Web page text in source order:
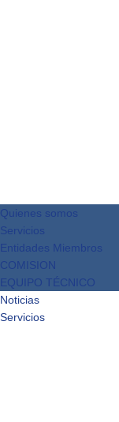
Quienes somos
Servicios
Entidades Miembros
COMISION
EQUIPO TÉCNICO
Noticias
Servicios